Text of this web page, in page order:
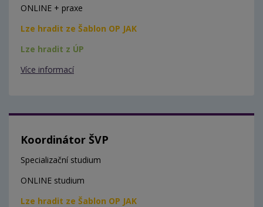
ONLINE + praxe
Lze hradit ze Šablon OP JAK
Lze hradit z ÚP
Více informací
Koordinátor ŠVP
Specializační studium
ONLINE studium
Lze hradit ze Šablon OP JAK